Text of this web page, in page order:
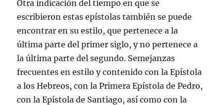
Otra indicación del tiempo en que se
escribieron estas epístolas también se puede
encontrar en su estilo, que pertenece a la
última parte del primer siglo, y no pertenece a
la última parte del segundo. Semejanzas
frecuentes en estilo y contenido con la Epístola
a los Hebreos, con la Primera Epístola de Pedro,
con la Epístola de Santiago, así como con la